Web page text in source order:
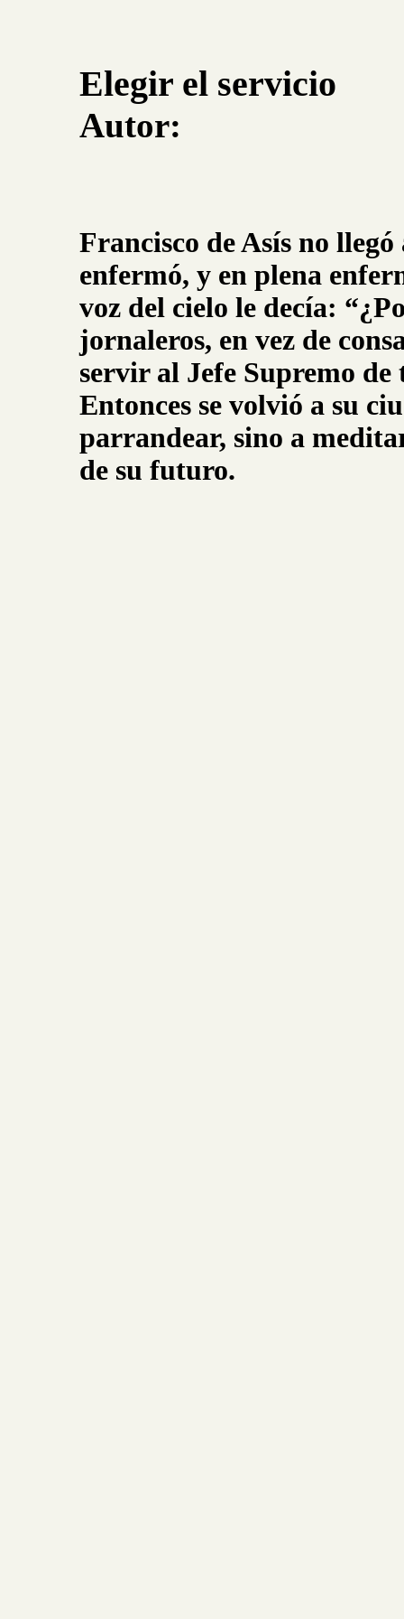
Elegir el servicio
Autor:
Francisco de Asís no
enfermó, y en plena
voz del cielo le decía:
jornaleros, en vez de
servir al Jefe Supremo de
Entonces se volvió a su
parrandear, sino a
de su futuro.